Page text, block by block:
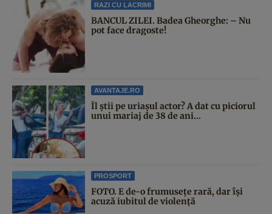
RAZI CU LACRIMI
BANCUL ZILEI. Badea Gheorghe: – Nu
pot face dragoste!
AVANTAJE.RO
Îl știi pe uriașul actor? A dat cu piciorul
unui mariaj de 38 de ani...
PROSPORT
FOTO. E de-o frumusețe rară, dar își
acuză iubitul de violență